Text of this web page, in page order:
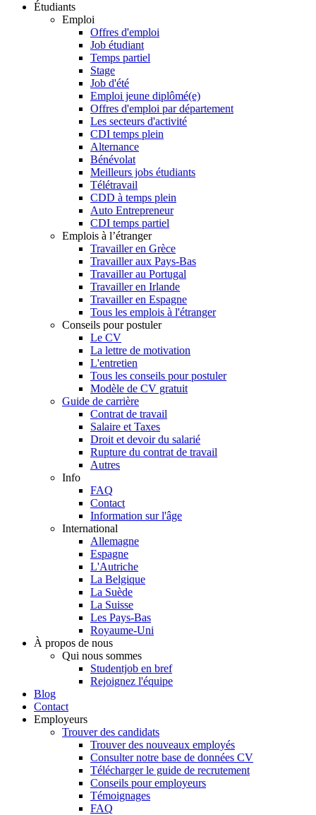
Étudiants
Emploi
Offres d'emploi
Job étudiant
Temps partiel
Stage
Job d'été
Emploi jeune diplômé(e)
Offres d'emploi par département
Les secteurs d'activité
CDI temps plein
Alternance
Bénévolat
Meilleurs jobs étudiants
Télétravail
CDD à temps plein
Auto Entrepreneur
CDI temps partiel
Emplois à l’étranger
Travailler en Grèce
Travailler aux Pays-Bas
Travailler au Portugal
Travailler en Irlande
Travailler en Espagne
Tous les emplois à l'étranger
Conseils pour postuler
Le CV
La lettre de motivation
L'entretien
Tous les conseils pour postuler
Modèle de CV gratuit
Guide de carrière
Contrat de travail
Salaire et Taxes
Droit et devoir du salarié
Rupture du contrat de travail
Autres
Info
FAQ
Contact
Information sur l'âge
International
Allemagne
Espagne
L'Autriche
La Belgique
La Suède
La Suisse
Les Pays-Bas
Royaume-Uni
À propos de nous
Qui nous sommes
Studentjob en bref
Rejoignez l'équipe
Blog
Contact
Employeurs
Trouver des candidats
Trouver des nouveaux employés
Consulter notre base de données CV
Télécharger le guide de recrutement
Conseils pour employeurs
Témoignages
FAQ